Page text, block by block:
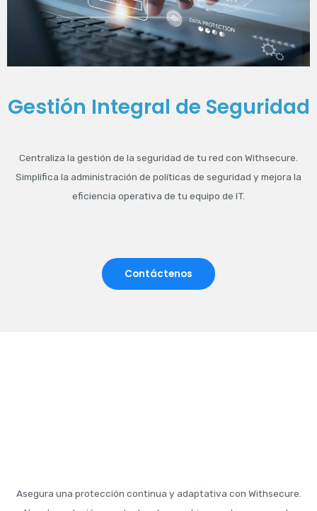
Gestión Integral de Seguridad
Centraliza la gestión de la seguridad de tu red con Withsecure.
Simplifica la administración de políticas de seguridad y mejora la
eficiencia operativa de tu equipo de IT.
Contáctenos
Asegura una protección continua y adaptativa con Withsecure.